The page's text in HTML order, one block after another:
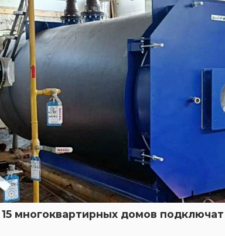
многоквартирных домов подключат